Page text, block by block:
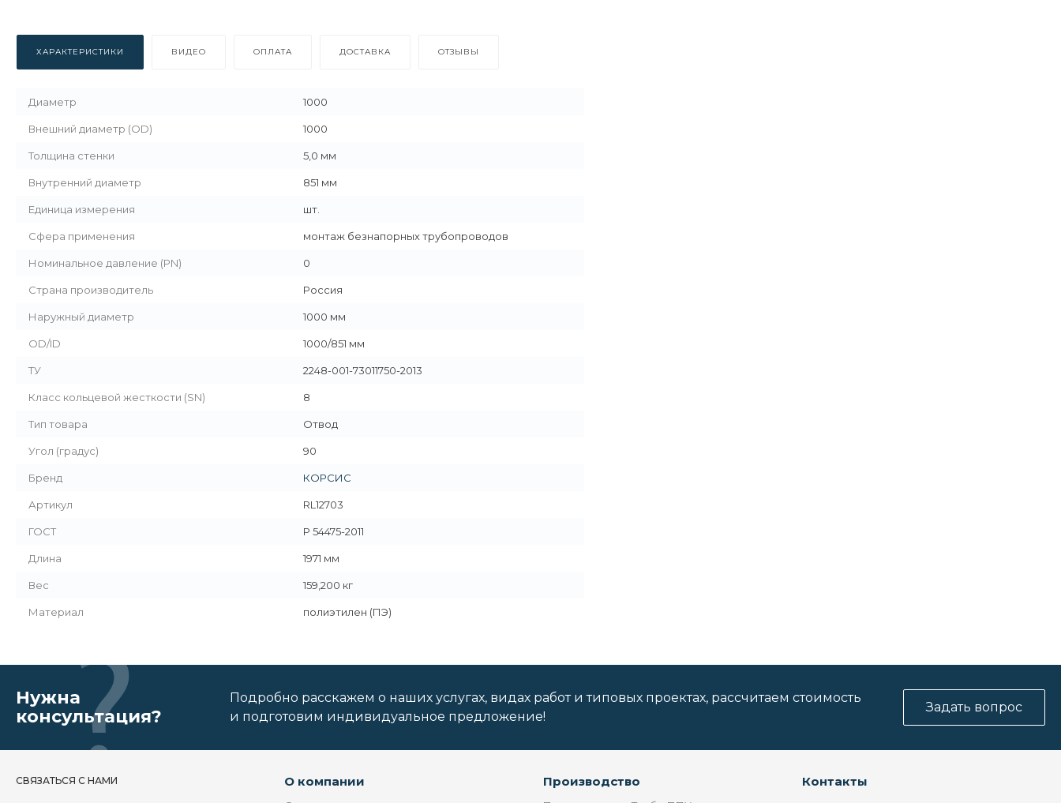
ХАРАКТЕРИСТИКИ ВИДЕО ОПЛАТА ДОСТАВКА ОТЗЫВЫ
Диаметр 1000
Внешний диаметр (OD) 1000
Толщина стенки 5,0 мм
Внутренний диаметр 851 мм
Единица измерения шт.
Сфера применения монтаж безнапорных трубопроводов
Номинальное давление (PN) 0
Страна производитель Россия
Наружный диаметр 1000 мм
OD/ID 1000/851 мм
ТУ 2248-001-73011750-2013
Класс кольцевой жесткости (SN) 8
Тип товара Отвод
Угол (градус) 90
Бренд КОРСИС
Артикул RL12703
ГОСТ Р 54475-2011
Длина 1971 мм
Вес 159,200 кг
Материал полиэтилен (ПЭ)
Нужна
консультация?
Подробно расскажем о наших услугах, видах работ и типовых проектах, рассчитаем стоимость
и подготовим индивидуальное предложение!
Задать вопрос
СВЯЗАТЬСЯ С НАМИ О компании Производство Контакты